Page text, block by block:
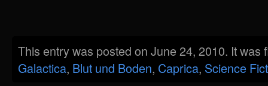
This entry was posted on June 24, 2010. It
Galactica, Blut und Boden, Caprica, Science